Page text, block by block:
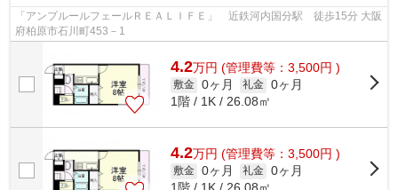
「アンプルールフェールＲＥＡＬＩＦＥ」 近鉄河内国分駅 徒歩15分 大阪
府柏原市石川町453－1
4.2万円 (管理費等：3,500円 )
敷金 0ヶ月 礼金 0ヶ月
1階 / 1K / 26.08㎡
4.2万円 (管理費等：3,500円 )
敷金 0ヶ月 礼金 0ヶ月